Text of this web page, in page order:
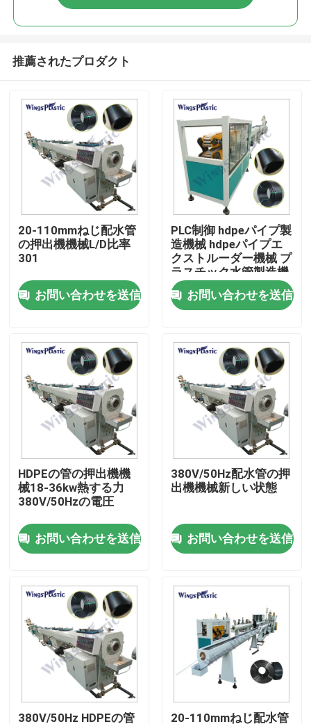
プロダクト
私達について
品質管理
私達に連絡しなさい
プラスチック管の押出機機械
プラスチック管の放出ライン
プラスチック管の押出機機械
HDPEの管の押出機機械
推薦されたプロダクト
20-110mmねじ配水管
の押出機機械L/D比率
301
お問い合わせを送信
PLC制御 hdpeパイプ製
造機械 hdpeパイプエ
クストルーダー機械 プ
ラスチック水管製造機
械
お問い合わせを送信
HDPEの管の押出機機
械18-36kw熱する力
380V/50Hzの電圧
お問い合わせを送信
380V/50Hz配水管の押
出機機械新しい状態
お問い合わせを送信
380V/50Hz HDPEの管 20-110mmねじ配水管